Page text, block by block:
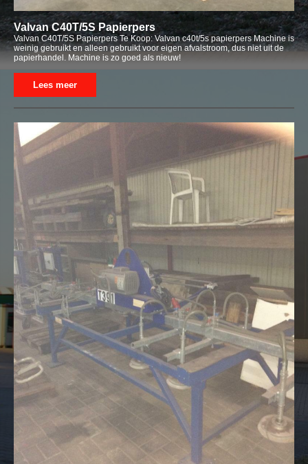
Valvan C40T/5S Papierpers
Valvan C40T/5S Papierpers Te Koop: Valvan c40t/5s papierpers Machine is
weinig gebruikt en alleen gebruikt voor eigen afvalstroom, dus niet uit de
papierhandel. Machine is zo goed als nieuw!
Lees meer